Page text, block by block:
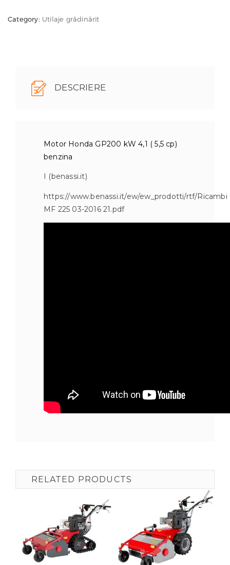
Benassi
Category: Utilaje grădinărit
DESCRIERE
Motor Honda GP200 kW 4,1 ( 5,5 cp)
benzina
I (benassi.it)
https://www.benassi.it/ew/ew_prodotti/rtf/Ricambi
MF 225 03-2016 21.pdf
RELATED PRODUCTS